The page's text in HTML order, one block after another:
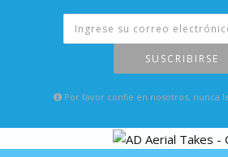
SUSCRIBIRSE
Por favor confie en nosotros, nunca